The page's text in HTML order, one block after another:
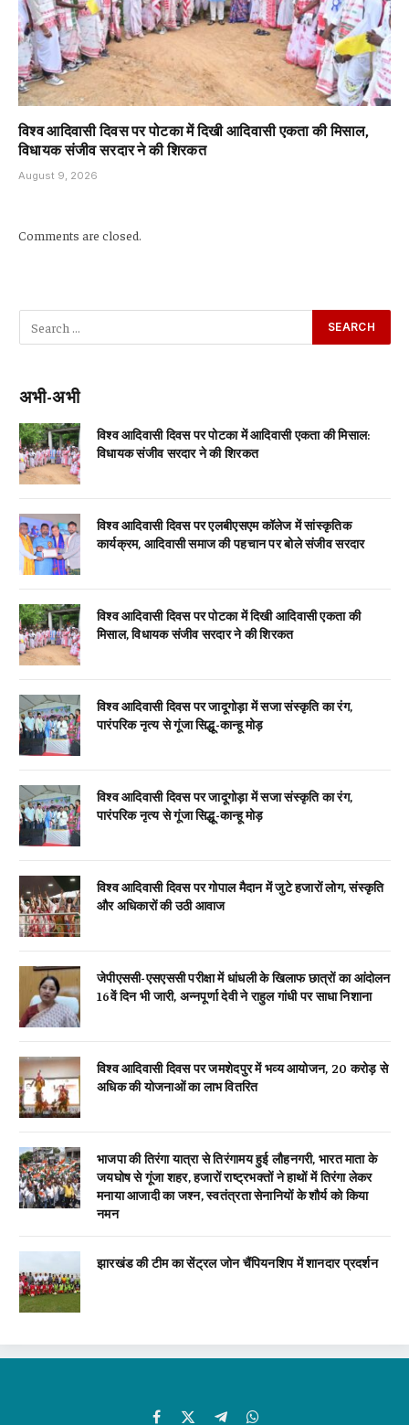
विश्व आदिवासी दिवस पर पोटका में दिखी आदिवासी एकता की मिसाल,
विधायक संजीव सरदार ने की शिरकत
August 9, 2026
Comments are closed.
अभी-अभी
विश्व आदिवासी दिवस पर पोटका में आदिवासी एकता की मिसाल:
विधायक संजीव सरदार ने की शिरकत
विश्व आदिवासी दिवस पर एलबीएसएम कॉलेज में सांस्कृतिक
कार्यक्रम, आदिवासी समाज की पहचान पर बोले संजीव सरदार
विश्व आदिवासी दिवस पर पोटका में दिखी आदिवासी एकता की
मिसाल, विधायक संजीव सरदार ने की शिरकत
विश्व आदिवासी दिवस पर जादूगोड़ा में सजा संस्कृति का रंग,
पारंपरिक नृत्य से गूंजा सिद्धू-कान्हू मोड़
विश्व आदिवासी दिवस पर जादूगोड़ा में सजा संस्कृति का रंग,
पारंपरिक नृत्य से गूंजा सिद्धू-कान्हू मोड़
विश्व आदिवासी दिवस पर गोपाल मैदान में जुटे हजारों लोग, संस्कृति
और अधिकारों की उठी आवाज
जेपीएससी-एसएससी परीक्षा में धांधली के खिलाफ छात्रों का आंदोलन
16वें दिन भी जारी, अन्नपूर्णा देवी ने राहुल गांधी पर साधा निशाना
विश्व आदिवासी दिवस पर जमशेदपुर में भव्य आयोजन, 20 करोड़ से
अधिक की योजनाओं का लाभ वितरित
भाजपा की तिरंगा यात्रा से तिरंगामय हुई लौहनगरी, भारत माता के
जयघोष से गूंजा शहर, हजारों राष्ट्रभक्तों ने हाथों में तिरंगा लेकर
मनाया आजादी का जश्न, स्वतंत्रता सेनानियों के शौर्य को किया
नमन
झारखंड की टीम का सेंट्रल जोन चैंपियनशिप में शानदार प्रदर्शन